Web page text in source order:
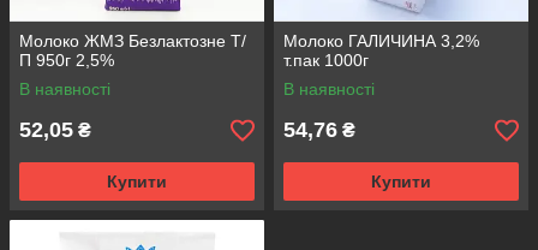
Молоко ЖМЗ Безлактозне Т/
П 950г 2,5%
В наявності
52,05 ₴
Купити
Молоко ГАЛИЧИНА 3,2%
т.пак 1000г
В наявності
54,76 ₴
Купити